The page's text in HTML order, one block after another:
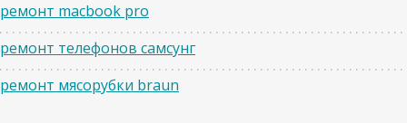
ремонт macbook pro
ремонт телефонов самсунг
ремонт мясорубки braun